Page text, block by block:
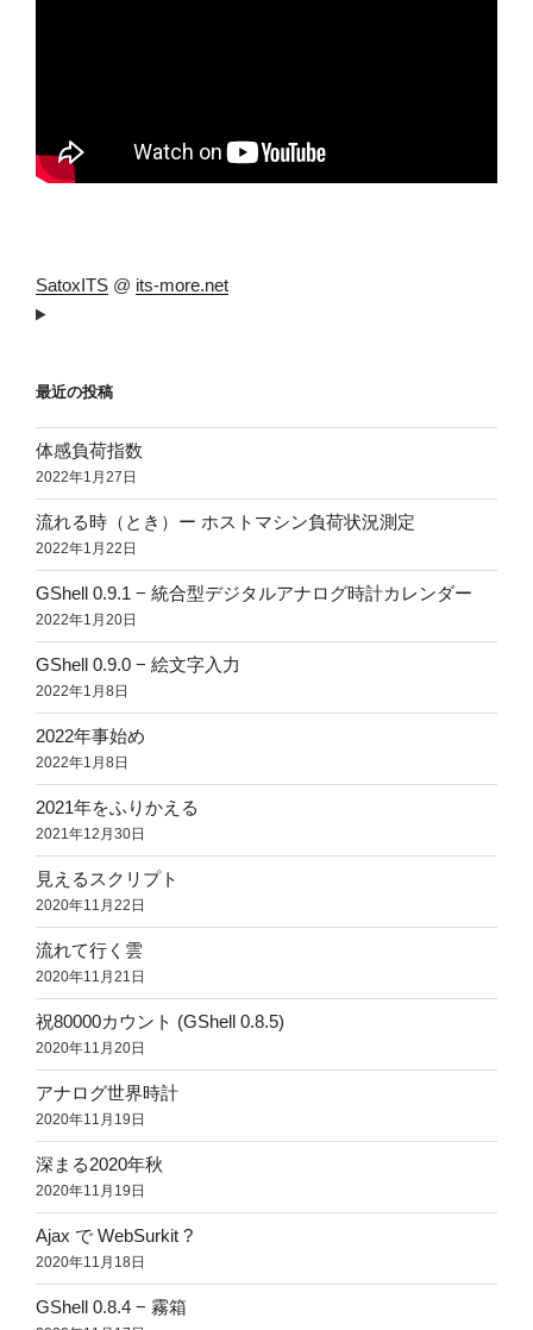
SatoxITS @ its-more.net
最近の投稿
体感負荷指数
2022年1月27日
流れる時（とき）ー ホストマシン負荷状況測定
2022年1月22日
GShell 0.9.1 − 統合型デジタルアナログ時計カレンダー
2022年1月20日
GShell 0.9.0 − 絵文字入力
2022年1月8日
2022年事始め
2022年1月8日
2021年をふりかえる
2021年12月30日
見えるスクリプト
2020年11月22日
流れて行く雲
2020年11月21日
祝80000カウント (GShell 0.8.5)
2020年11月20日
アナログ世界時計
2020年11月19日
深まる2020年秋
2020年11月19日
Ajax で WebSurkit ?
2020年11月18日
GShell 0.8.4 − 霧箱